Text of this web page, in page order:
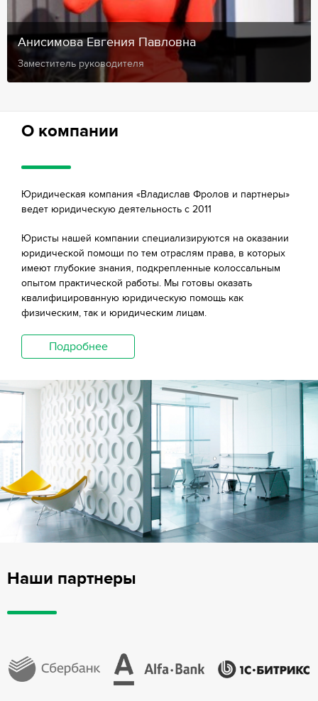
Анисимова Евгения Павловна
Заместитель руководителя
О компании
Юридическая компания «Владислав Фролов и партнеры»
ведет юридическую деятельность с 2011
Юристы нашей компании специализируются на оказании
юридической помощи по тем отраслям права, в которых
имеют глубокие знания, подкрепленные колоссальным
опытом практической работы. Мы готовы оказать
квалифицированную юридическую помощь как
физическим, так и юридическим лицам.
Подробнее
Наши партнеры